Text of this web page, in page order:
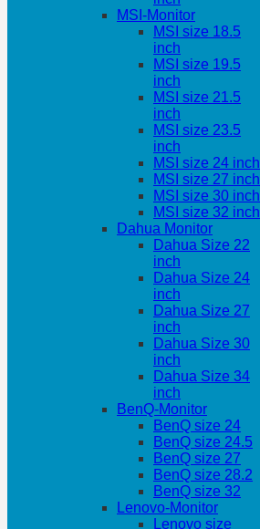
MSI-Monitor
MSI size 18.5
inch
MSI size 19.5
inch
MSI size 21.5
inch
MSI size 23.5
inch
MSI size 24 inch
MSI size 27 inch
MSI size 30 inch
MSI size 32 inch
Dahua Monitor
Dahua Size 22
inch
Dahua Size 24
inch
Dahua Size 27
inch
Dahua Size 30
inch
Dahua Size 34
inch
BenQ-Monitor
BenQ size 24
BenQ size 24.5
BenQ size 27
BenQ size 28.2
BenQ size 32
Lenovo-Monitor
Lenovo size